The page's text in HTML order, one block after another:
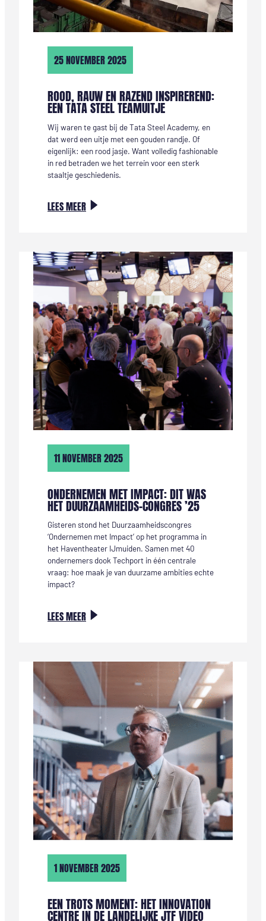
25 NOVEMBER 2025
ROOD, RAUW EN RAZEND INSPIREREND:
EEN TATA STEEL TEAMUITJE
Wij waren te gast bij de Tata Steel Academy, en
dat werd een uitje met een gouden randje. Of
eigenlijk: een rood jasje. Want volledig fashionable
in red betraden we het terrein voor een sterk
staaltje geschiedenis.
LEES MEER:
EN
RAZEND
INSPIREREND:
EEN
TATA
STEEL
TEAMUITJE
11 NOVEMBER 2025
ONDERNEMEN MET IMPACT: DIT WAS
HET DUURZAAMHEIDS-CONGRES ’25
Gisteren stond het Duurzaamheidscongres
‘Ondernemen met Impact’ op het programma in
het Haventheater IJmuiden. Samen met 40
ondernemers dook Techport in één centrale
vraag: hoe maak je van duurzame ambities echte
impact?
LEES MEER:
IMPACT:
DIT
WAS
HET
DUURZAAMHEIDS-
CONGRES
’25
1 NOVEMBER 2025
EEN TROTS MOMENT: HET INNOVATION
CENTRE IN DE LANDELIJKE JTF VIDEO